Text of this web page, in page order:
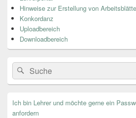
Widget-
Bereich
Hinweise zur Erstellung von
Konkordanz
Uploadbereich
Downloadbereich
Search
for:
Suche
Ich bin Lehrer und möchte gerne ein
anfordern